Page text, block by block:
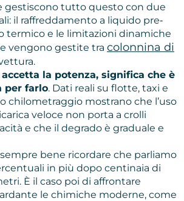
gestiscono tutto questo con due
il raffreddamento a liquido pre‐
termico e le limitazioni dinamiche
vengono gestite tra colonnina di
accetta la potenza, significa che è
per farlo. Dati reali su flotte, taxi e
chilometraggio mostrano che l’uso
veloce non porta a crolli
e che il degrado è graduale e
bene ricordare che parliamo
in più dopo centinaia di
È il caso poi di affrontare
le chimiche moderne, come